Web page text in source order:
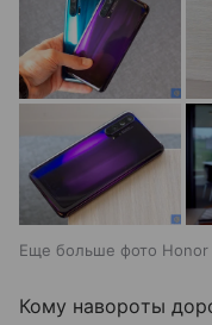
Еще больше фото Honor
Кому навороты